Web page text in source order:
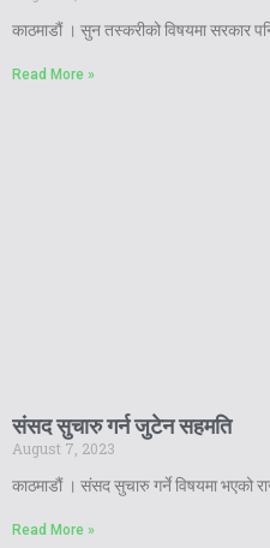
काठमाडौं । सुन तस्करीको विषयमा सरकार
Read More »
संसद सुचारु गर्न जुटेन सहमति
August 7, 2023
काठमाडौं । संसद सुचारु गर्ने विषयमा भएको
Read More »